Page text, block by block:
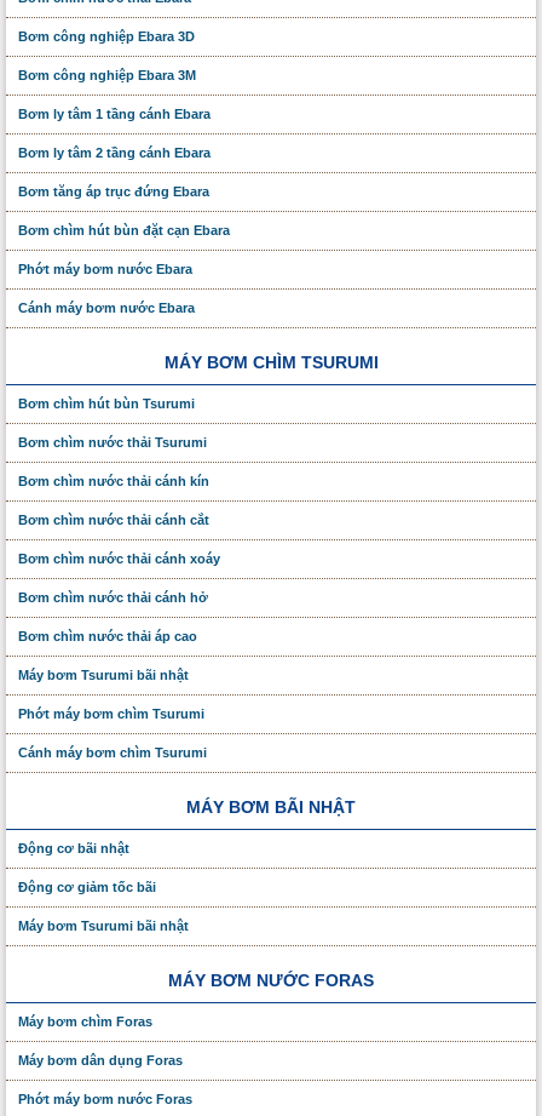
Bơm công nghiệp Ebara 3D
Bơm công nghiệp Ebara 3M
Bơm ly tâm 1 tầng cánh Ebara
Bơm ly tâm 2 tầng cánh Ebara
Bơm tăng áp trục đứng Ebara
Bơm chìm hút bùn đặt cạn Ebara
Phớt máy bơm nước Ebara
Cánh máy bơm nước Ebara
MÁY BƠM CHÌM TSURUMI
Bơm chìm hút bùn Tsurumi
Bơm chìm nước thải Tsurumi
Bơm chìm nước thải cánh kín
Bơm chìm nước thải cánh cắt
Bơm chìm nước thải cánh xoáy
Bơm chìm nước thải cánh hở
Bơm chìm nước thải áp cao
Máy bơm Tsurumi bãi nhật
Phớt máy bơm chìm Tsurumi
Cánh máy bơm chìm Tsurumi
MÁY BƠM BÃI NHẬT
Động cơ bãi nhật
Động cơ giảm tốc bãi
Máy bơm Tsurumi bãi nhật
MÁY BƠM NƯỚC FORAS
Máy bơm chìm Foras
Máy bơm dân dụng Foras
Phớt máy bơm nước Foras